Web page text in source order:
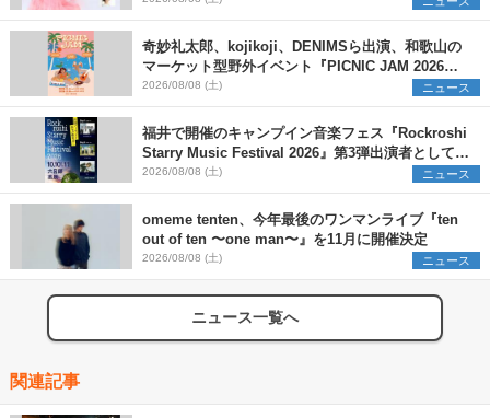
奇妙礼太郎、kojikoji、DENIMSら出演、和歌山の
マーケット型野外イベント『PICNIC JAM 2026』
早割チケット発売開始
2026/08/08 (土) ニュース
福井で開催のキャンプイン音楽フェス『Rockroshi
Starry Music Festival 2026』第3弾出演者として
SCOOBIE DO、かりゆし58、Reiを発表
2026/08/08 (土) ニュース
omeme tenten、今年最後のワンマンライブ『ten
out of ten 〜one man〜』を11月に開催決定
2026/08/08 (土) ニュース
ニュース一覧へ
関連記事